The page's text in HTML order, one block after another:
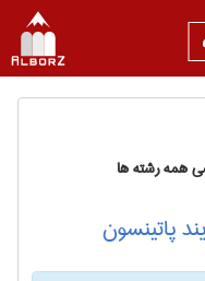
همه رشته ها
پاتینسون